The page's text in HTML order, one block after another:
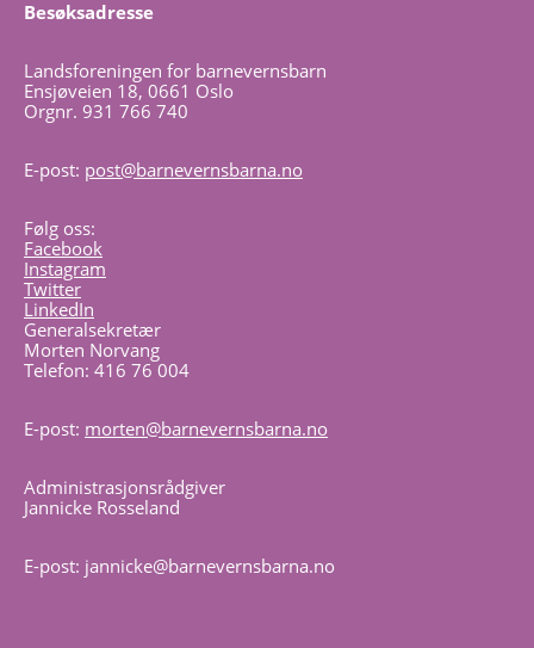
Besøksadresse
Landsforeningen for barnevernsbarn
Ensjøveien 18, 0661 Oslo
Orgnr. 931 766 740
E-post: post@barnevernsbarna.no
Følg oss:
Facebook
Instagram
Twitter
LinkedIn
Generalsekretær
Morten Norvang
Telefon: 416 76 004
E-post: morten@barnevernsbarna.no
Administrasjonsrådgiver
Jannicke Rosseland
E-post: jannicke@barnevernsbarna.no